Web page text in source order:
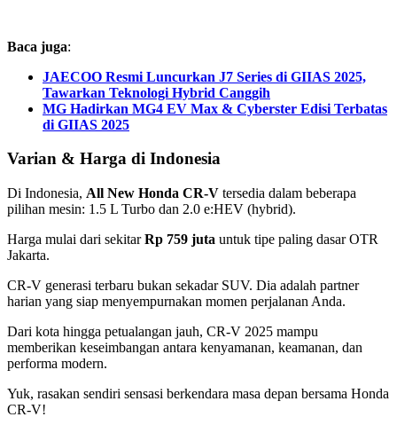
Baca juga:
JAECOO Resmi Luncurkan J7 Series di GIIAS 2025,
Tawarkan Teknologi Hybrid Canggih
MG Hadirkan MG4 EV Max & Cyberster Edisi Terbatas
di GIIAS 2025
Varian & Harga di Indonesia
Di Indonesia, All New Honda CR-V tersedia dalam beberapa
pilihan mesin: 1.5 L Turbo dan 2.0 e:HEV (hybrid).
Harga mulai dari sekitarRp 759 juta untuk tipe paling dasar OTR
Jakarta.
CR-V generasi terbaru bukan sekadar SUV. Dia adalah partner
harian yang siap menyempurnakan momen perjalanan Anda.
Dari kota hingga petualangan jauh, CR-V 2025 mampu
memberikan keseimbangan antara kenyamanan, keamanan, dan
performa modern.
Yuk, rasakan sendiri sensasi berkendara masa depan bersama Honda
CR-V!